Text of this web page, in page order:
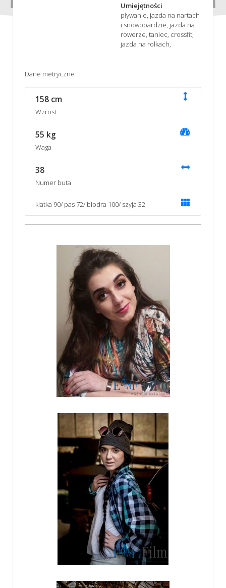
Umiejętności
pływanie, jazda na nartach
i snowboardzie, jazda na
rowerze, taniec, crossfit,
jazda na rolkach,
Dane metryczne
158 cm
Wzrost
55 kg
Waga
38
Numer buta
klatka 90/ pas 72/ biodra 100/ szyja 32